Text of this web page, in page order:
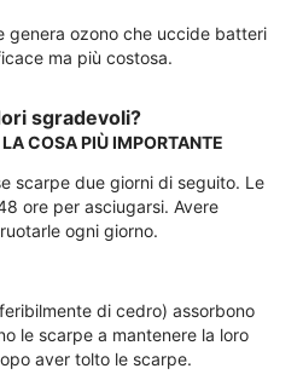
genera ozono che uccide batteri
ma più costosa.
sgradevoli?
COSA PIÙ IMPORTANTE
scarpe due giorni di seguito. Le
ore per asciugarsi. Avere
ogni giorno.
di cedro) assorbono
le scarpe a mantenere la loro
aver tolto le scarpe.